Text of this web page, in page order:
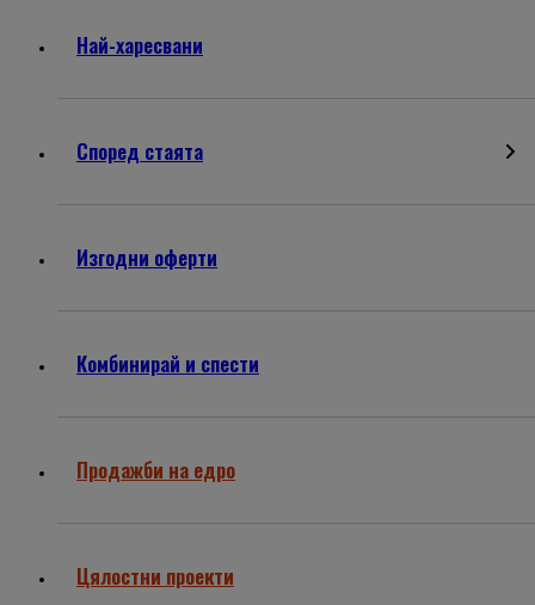
Най-харесвани
Според стаята
Изгодни оферти
Комбинирай и спести
Продажби на едро
Цялостни проекти